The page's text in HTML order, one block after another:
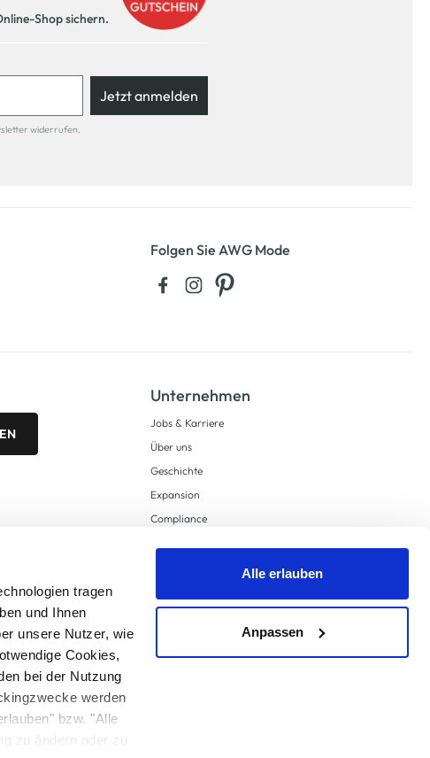
tragen
und Ihnen
unsere Nutzer, wie
Cookies,
bei der Nutzung
werden
bzw. "Alle
zu ändern oder zu
Alle erlauben
Anpassen
Shop sichern.
Jetzt anmelden
widerrufen.
Folgen Sie AWG Mode
Unternehmen
Jobs & Karriere
Über uns
Geschichte
Expansion
Compliance
Supply Chain Due Diligence